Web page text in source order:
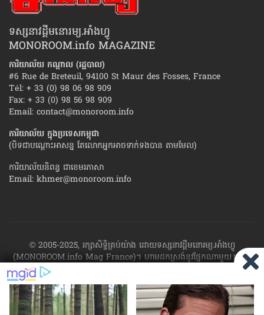
ទស្សនាវដ្ដីមនោរម្យ.អាំងហ្វូ
MONOROOM.info MAGAZINE
ការិយាល័យ កណ្ដាល (រដ្ឋបាល)
#6 Rue de Breteuil, 94100 St Maur des Fosses, France
Tél: + 33 (0) 98 06 98 909
Fax: + 33 (0) 98 56 98 909
Email: contact@monoroom.info
ការិយាល័យ ក្នុង​ប្រទេស​កម្ពុជា
(បិទជាបណ្ដោះអាសន្ន តែលោកអ្នកអាចទាក់ទងបាន តាមមែល)
ការិយាល័យនិពន្ធ ជាខេមរភាសា
Email: khmer@monoroom.info
© 2005-2025, រក្សាសិទ្ធិគ្រប់យ៉ាង ដោយទស្សនាវដ្ដី​មនោរម្យ.អាំងហ្វូ
(MONOROOM.info Mag France)។ ហាម​ដក​ស្រង់​នូវ​ផ្នែក​ណា​មួយ​ ឬ​ផ្នែក​
ទាំង​អស់ ​នៃ​ការ​ផ្សាយ​របស់​ទស្សនាវដ្ដី​​មនោរម្យ.អាំងហ្វូ យក​ទៅ​​បោះពុម្ព នៅ
លើក្រដាស ឬតាម​ប្រព័ន្ធ​អេឡិច​ត្រូនិច - ផ្សាយ​តាម​រលក​ធាតុអាកាស ឬតាមប្រព័ន្ធ
អេឡិចត្រូនិច - សរសេរ​ឡើង​វិញ ឬ​ចែក​ចាយ​ តាមវិធីណាក៏ដោយ ដោយ​គ្មាន​ការ​
យល់ព្រម ជា​លាយ​លក្ខណ៍​អក្សរ​ ពី​ចាងហ្វាង​ការ​ផ្សាយ​។ផ្ទុយមកវិញ ដើម្បី​ទទួល​